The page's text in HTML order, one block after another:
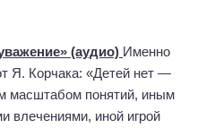
(аудио) Именно
Я. Корчака: «Детей нет —
масштабом понятий, иным
влечениями, иной игрой